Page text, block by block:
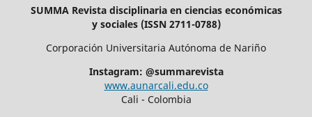
SUMMA Revista disciplinaria en ciencias económicas
y sociales (ISSN 2711-0788)
Corporación Universitaria Autónoma de Nariño
Instagram: @summarevista
www.aunarcali.edu.co
Cali - Colombia